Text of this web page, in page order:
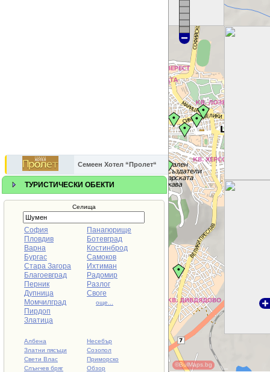
Семеен Хотел “Пролет“
ТУРИСТИЧЕСКИ ОБЕКТИ
Селища
София
Пловдив
Варна
Бургас
Стара Загора
Благоевград
Перник
Дупница
Момчилград
Пирдоп
Златица
Панагюрище
Ботевград
Костинброд
Самоков
Ихтиман
Радомир
Разлог
Своге
още...
Албена
Златни пясъци
Свети Влас
Слънчев бряг
Несебър
Созопол
Приморско
Обзор
©BulMaps.bg